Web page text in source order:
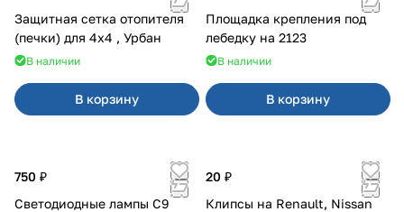
Защитная сетка отопителя
(печки) для 4x4 , Урбан
В наличии
В корзину
Площадка крепления под
лебедку на 2123
В наличии
В корзину
750 ₽
Светодиодные лампы C9
20 ₽
Клипсы на Renault, Nissan